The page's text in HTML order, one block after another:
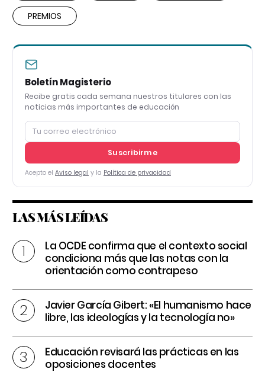
PREMIOS
Boletín Magisterio
Recibe gratis cada semana nuestros titulares con las
noticias más importantes de educación
Suscribirme
Acepto el Aviso legal y la Política de privacidad
LAS MÁS LEÍDAS
La OCDE confirma que el contexto social
condiciona más que las notas con la
orientación como contrapeso
Javier García Gibert: «El humanismo hace
libre, las ideologías y la tecnología no»
Educación revisará las prácticas en las
oposiciones docentes